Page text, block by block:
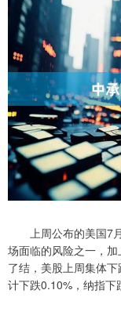
上周公布的美国7月
场面临的风险之一，
了结，美股上周集体
计下跌0.10%，纳指下